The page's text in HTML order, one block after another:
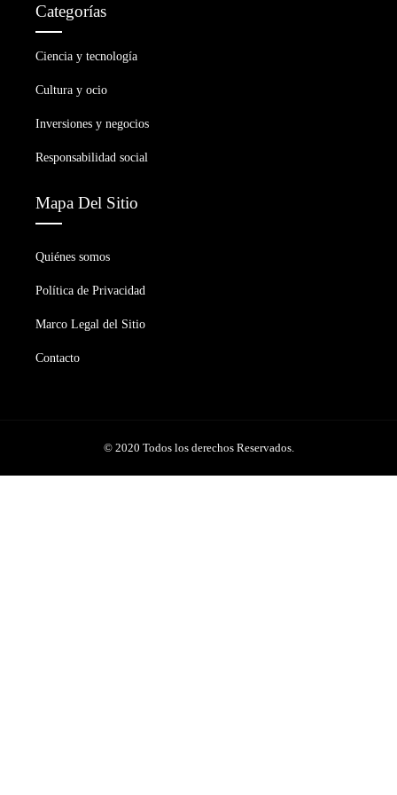
Categorías
Ciencia y tecnología
Cultura y ocio
Inversiones y negocios
Responsabilidad social
Mapa Del Sitio
Quiénes somos
Política de Privacidad
Marco Legal del Sitio
Contacto
© 2020 Todos los derechos Reservados.